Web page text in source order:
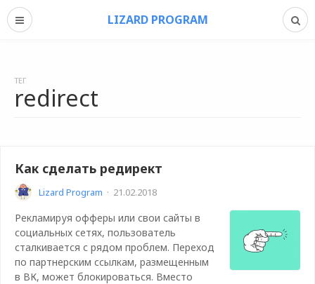
LIZARD PROGRAM
ТЕГ
redirect
Как сделать редирект
Lizard Program · 21.02.2018
Рекламируя офферы или свои сайты в
социальных сетях, пользователь
сталкивается с рядом проблем. Переход
по партнерским ссылкам, размещенным
в ВК, может блокироваться. Вместо